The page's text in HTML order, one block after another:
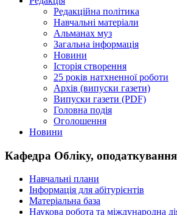
Редакційна політика
Навчальні матеріали
Альманах муз
Загальна інформація
Новини
Історія створення
25 років натхненної роботи
Архів (випуски газети)
Випуски газети (PDF)
Головна подія
Оголошення
Новини
Кафедра Обліку,
Навчальні плани
Інформація для абітурієнтів
Матеріальна база
Наукова робота та міждународна